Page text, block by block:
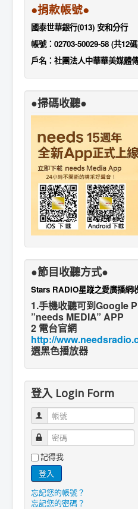
●捐款帳號●
國泰世華銀行(013) 安和分行
帳號：02703-50029-58 (共12
戶名：社團法人中華華美媒體
●掃碼收聽●
●節目收聽方式●
Stars RADIO星蹤之愛廣播網
1.手機收聽可到Google
”needs MEDIA” APP
2 電台官網
http://
選黑色播放器
登入 Login Form
帳號
密碼
記得我
登入
忘記您的帳號？
忘記您的密碼？